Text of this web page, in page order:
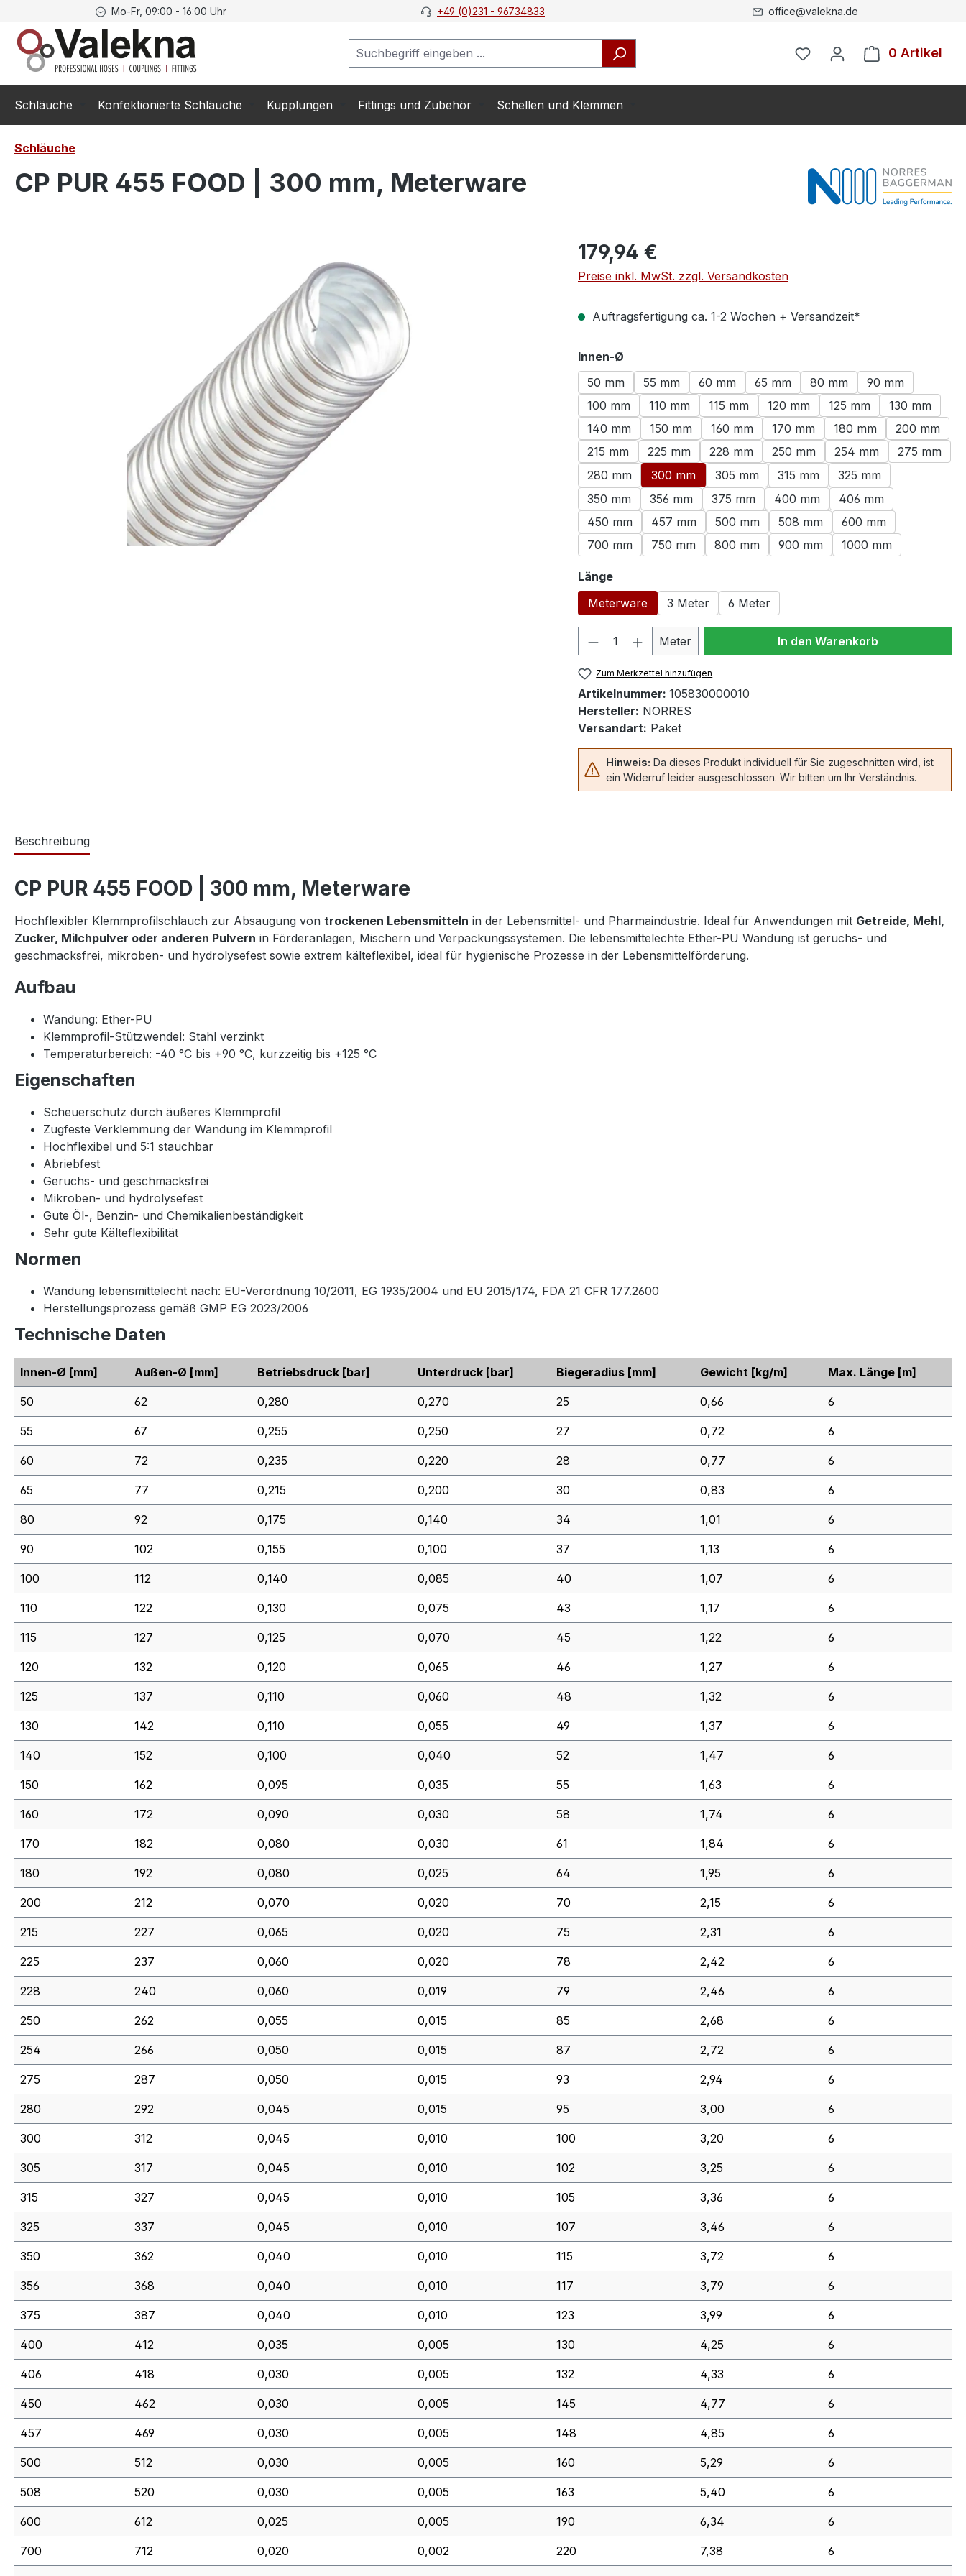
Zur Hauptnavigation springen
Mo-Fr, 09:00 - 16:00 Uhr +49 (0)231 - 96734833 office@valekna.de
0 Artikel
Schläuche Konfektionierte Schläuche Kupplungen Fittings und Zubehör Schellen und Klemmen
Schläuche
CP PUR 455 FOOD | 300 mm, Meterware
179,94 €
Preise inkl. MwSt. zzgl. Versandkosten
Auftragsfertigung ca. 1-2 Wochen + Versandzeit*
Innen-Ø
50 mm
55 mm 60 mm 65 mm 80 mm
90 mm
100 mm
110 mm 115 mm 120 mm 125 mm
130 mm
140 mm
150 mm 160 mm 170 mm 180 mm
200 mm
215 mm
225 mm 228 mm 250 mm 254 mm
275 mm
280 mm
300 mm 305 mm 315 mm
325 mm
350 mm
356 mm 375 mm 400 mm
406 mm
450 mm
457 mm 500 mm 508 mm
600 mm
700 mm
750 mm 800 mm 900 mm 1000 mm
Längeauswählen
Meterware
3 Meter 6 Meter
Produkt Anzahl: Gib den gewünschten Wert
Meter In den Warenkorb
Zum Merkzettel hinzufügen
Artikelnummer: 105830000010
Hersteller: NORRES
Versandart: Paket
Hinweis: Da dieses Produkt individuell für Sie zugeschnitten wird, ist
ein Widerruf leider ausgeschlossen. Wir bitten um Ihr Verständnis.
Beschreibung
CP PUR 455 FOOD | 300 mm, Meterware
Hochflexibler Klemmprofilschlauch zur Absaugung von trockenen Lebensmitteln in der Lebensmittel- und Pharmaindustrie. Ideal für Anwendungen mit Getreide, Mehl,
Zucker, Milchpulver oder anderen Pulvern in Förderanlagen, Mischern und Verpackungssystemen. Die lebensmittelechte Ether-PU Wandung ist geruchs- und
geschmacksfrei, mikroben- und hydrolysefest sowie extrem kälteflexibel, ideal für hygienische Prozesse in der Lebensmittelförderung.
Aufbau
Wandung: Ether-PU
Klemmprofil-Stützwendel: Stahl verzinkt
Temperaturbereich: -40 °C bis +90 °C, kurzzeitig bis +125 °C
Eigenschaften
Scheuerschutz durch äußeres Klemmprofil
Zugfeste Verklemmung der Wandung im Klemmprofil
Hochflexibel und 5:1 stauchbar
Abriebfest
Geruchs- und geschmacksfrei
Mikroben- und hydrolysefest
Gute Öl-, Benzin- und Chemikalienbeständigkeit
Sehr gute Kälteflexibilität
Normen
Wandung lebensmittelecht nach: EU-Verordnung 10/2011, EG 1935/2004 und EU 2015/174, FDA 21 CFR 177.2600
Herstellungsprozess gemäß GMP EG 2023/2006
Technische Daten
Innen-Ø [mm] Außen-Ø [mm] Betriebsdruck [bar] Unterdruck [bar] Biegeradius [mm] Gewicht [kg/m] Max. Länge [m]
50 62 0,280 0,270 25 0,66 6
55 67 0,255 0,250 27 0,72 6
60 72 0,235 0,220 28 0,77 6
65 77 0,215 0,200 30 0,83 6
80 92 0,175 0,140 34 1,01 6
90 102 0,155 0,100 37 1,13 6
100 112 0,140 0,085 40 1,07 6
110 122 0,130 0,075 43 1,17 6
115 127 0,125 0,070 45 1,22 6
120 132 0,120 0,065 46 1,27 6
125 137 0,110 0,060 48 1,32 6
130 142 0,110 0,055 49 1,37 6
140 152 0,100 0,040 52 1,47 6
150 162 0,095 0,035 55 1,63 6
160 172 0,090 0,030 58 1,74 6
170 182 0,080 0,030 61 1,84 6
180 192 0,080 0,025 64 1,95 6
200 212 0,070 0,020 70 2,15 6
215 227 0,065 0,020 75 2,31 6
225 237 0,060 0,020 78 2,42 6
228 240 0,060 0,019 79 2,46 6
250 262 0,055 0,015 85 2,68 6
254 266 0,050 0,015 87 2,72 6
275 287 0,050 0,015 93 2,94 6
280 292 0,045 0,015 95 3,00 6
300 312 0,045 0,010 100 3,20 6
305 317 0,045 0,010 102 3,25 6
315 327 0,045 0,010 105 3,36 6
325 337 0,045 0,010 107 3,46 6
350 362 0,040 0,010 115 3,72 6
356 368 0,040 0,010 117 3,79 6
375 387 0,040 0,010 123 3,99 6
400 412 0,035 0,005 130 4,25 6
406 418 0,030 0,005 132 4,33 6
450 462 0,030 0,005 145 4,77 6
457 469 0,030 0,005 148 4,85 6
500 512 0,030 0,005 160 5,29 6
508 520 0,030 0,005 163 5,40 6
600 612 0,025 0,005 190 6,34 6
700 712 0,020 0,002 220 7,38 6